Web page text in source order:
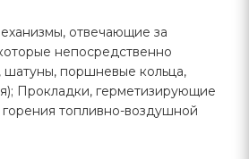
отвечающие за
непосредственно
шатуны, поршневые кольца,
Прокладки, герметизирующие
топливно-воздушной